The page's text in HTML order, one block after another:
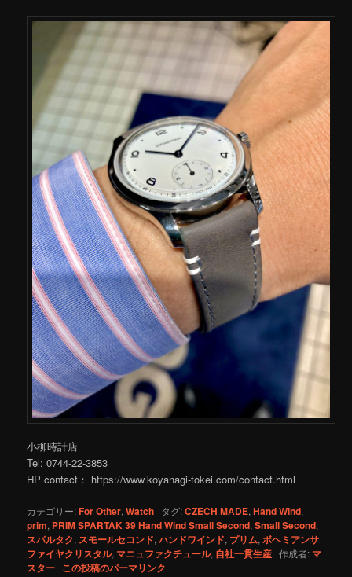
小柳時計店
Tel: 0744-22-3853
HP contact： https://www.koyanagi-tokei.com/contact.html
カテゴリー:For Other,Watch タグ:CZECH MADE,Hand Wind,
prim, PRIM SPARTAK 39 Hand Wind Small Second,Small Second,
スパルタク, スモールセコンド,ハンドワインド, プリム, ボヘミアンサ
ファイヤクリスタル, マニュファクチュール, 自社一貫生産 作成者: マ
スター この投稿のパーマリンク